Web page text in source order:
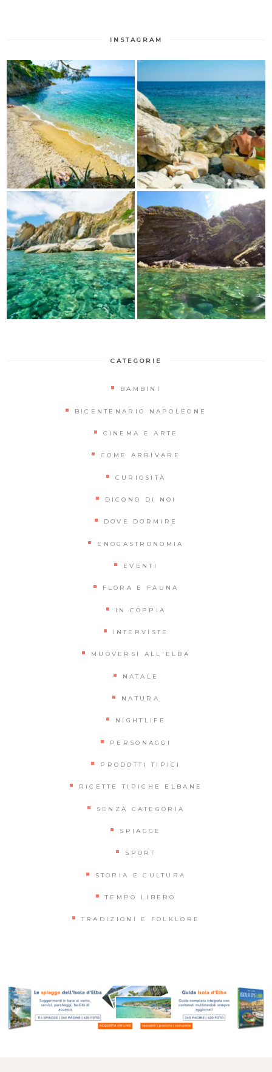
INSTAGRAM
CATEGORIE
BAMBINI
BICENTENARIO NAPOLEONE
CINEMA E ARTE
COME ARRIVARE
CURIOSITÀ
DICONO DI NOI
DOVE DORMIRE
ENOGASTRONOMIA
EVENTI
FLORA E FAUNA
IN COPPIA
INTERVISTE
MUOVERSI ALL'ELBA
NATALE
NATURA
NIGHTLIFE
PERSONAGGI
PRODOTTI TIPICI
RICETTE TIPICHE ELBANE
SENZA CATEGORIA
SPIAGGE
SPORT
STORIA E CULTURA
TEMPO LIBERO
TRADIZIONI E FOLKLORE